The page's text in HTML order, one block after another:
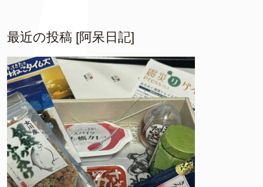
最近の投稿 [阿呆日記]